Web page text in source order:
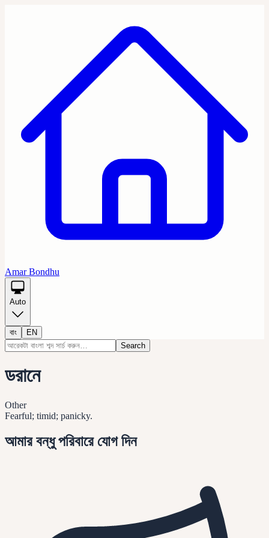
Amar Bondhu
Auto
বাং
EN
Search
ডরানে
Other
Fearful; timid; panicky.
আমার বন্ধু পরিবারে যোগ দিন